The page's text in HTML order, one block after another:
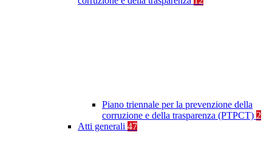
Piano triennale per la prevenzione della
corruzione e della trasparenza (PTPCT) 2
Atti generali 47